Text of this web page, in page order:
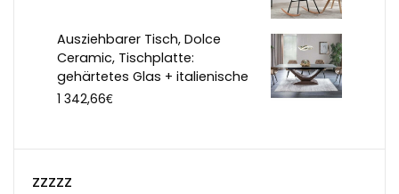
Ausziehbarer Tisch, Dolce
Ceramic, Tischplatte:
gehärtetes Glas + italienische
1 342,66€
zzzzz